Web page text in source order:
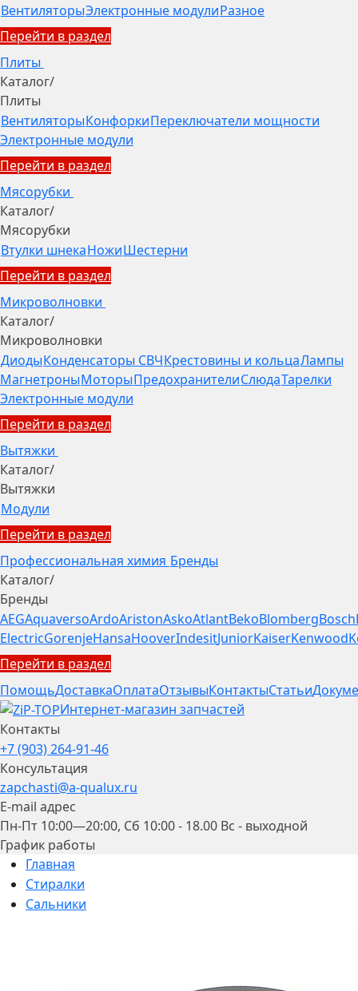
ВентиляторыЭлектронные модулиРазное
Перейти в раздел
Плиты
Каталог/
Плиты
ВентиляторыКонфоркиПереключатели мощности
Электронные модули
Перейти в раздел
Мясорубки
Каталог/
Мясорубки
Втулки шнекаНожиШестерни
Перейти в раздел
Микроволновки
Каталог/
Микроволновки
ДиодыКонденсаторы СВЧКрестовины и кольцаЛампы
МагнетроныМоторыПредохранителиСлюдаТарелки
Электронные модули
Перейти в раздел
Вытяжки
Каталог/
Вытяжки
Модули
Перейти в раздел
Профессиональная химия Бренды
Каталог/
Бренды
AEGAquaversoArdoAristonAskoAtlantBekoBlombergBosch
ElectricGorenjeHansaHooverIndesitJuniorKaiserKenwood
Перейти в раздел
ПомощьДоставкаОплатаОтзывыКонтактыСтатьи
Интернет-магазин запчастей
Контакты
+7 (903) 264-91-46
Консультация
zapchasti@a-qualux.ru
E-mail адрес
Пн-Пт 10:00—20:00, Сб 10:00 - 18.00 Вс - выходной
График работы
Главная
Стиралки
Сальники